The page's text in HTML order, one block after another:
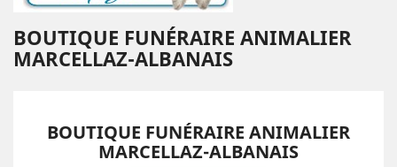
BOUTIQUE FUNÉRAIRE ANIMALIER
MARCELLAZ-ALBANAIS
BOUTIQUE FUNÉRAIRE ANIMALIER
MARCELLAZ-ALBANAIS